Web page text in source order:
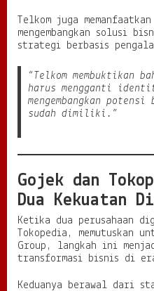
Telkom juga
mengembangkan solusi
strategi berbasis
“Telkom membuktikan
harus mengganti
mengembangkan
sudah dimiliki.”
Gojek dan
Dua Kekuatan
Ketika dua perusahaan
Tokopedia, memutuskan
Group, langkah ini
transformasi bisnis di
Keduanya berawal dari